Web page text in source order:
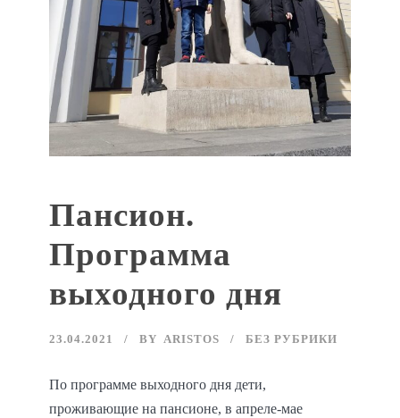
Пансион.
Программа
выходного дня
23.04.2021 BY ARISTOS БЕЗ РУБРИКИ
По программе выходного дня дети,
проживающие на пансионе, в апреле-мае